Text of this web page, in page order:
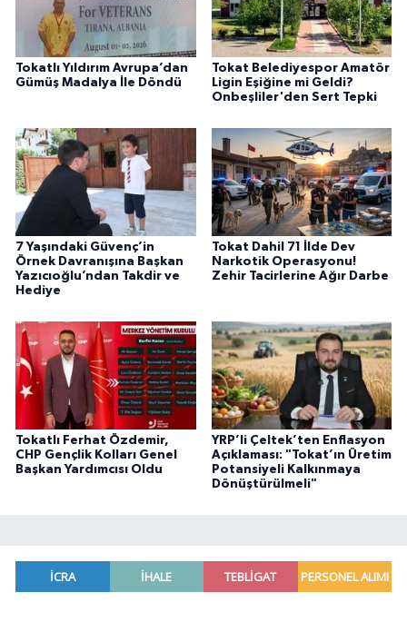
Tokatlı Yıldırım Avrupa’dan
Gümüş Madalya İle Döndü
Tokat Belediyespor Amatör
Ligin Eşiğine mi Geldi?
Onbeşliler'den Sert Tepki
7 Yaşındaki Güvenç’in
Örnek Davranışına Başkan
Yazıcıoğlu’ndan Takdir ve
Hediye
Tokat Dahil 71 İlde Dev
Narkotik Operasyonu!
Zehir Tacirlerine Ağır Darbe
Tokatlı Ferhat Özdemir,
CHP Gençlik Kolları Genel
Başkan Yardımcısı Oldu
YRP’li Çeltek’ten Enflasyon
Açıklaması: "Tokat’ın Üretim
Potansiyeli Kalkınmaya
Dönüştürülmeli"